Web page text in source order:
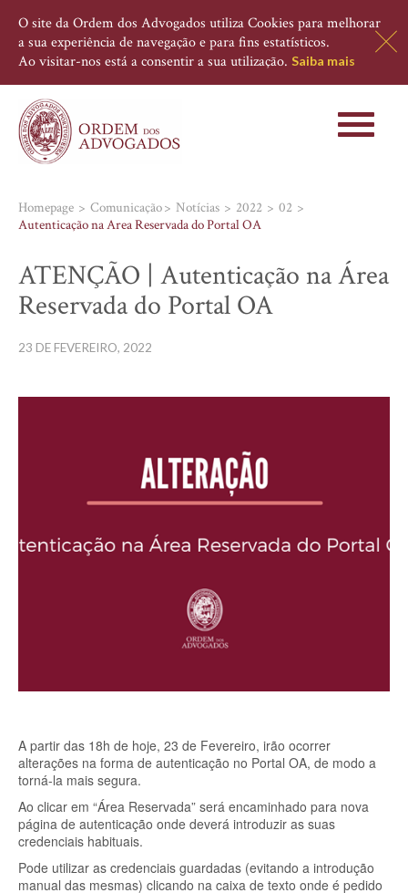
O site da Ordem dos Advogados utiliza Cookies para melhorar
a sua experiência de navegação e para fins estatísticos.
Ao visitar-nos está a consentir a sua utilização. Saiba mais
Toggle
Homepage Comunicação Notícias 2022
02
Autenticação na Area Reservada do Portal OA
ATENÇÃO | Autenticação na Área
Reservada do Portal OA
23 DE FEVEREIRO, 2022
A partir das 18h de hoje, 23 de Fevereiro, irão ocorrer
alterações na forma de autenticação no Portal OA, de modo a
torná-la mais segura.
Ao clicar em “Área Reservada” será encaminhado para nova
página de autenticação onde deverá introduzir as suas
credenciais habituais.
Pode utilizar as credenciais guardadas (evitando a introdução
manual das mesmas) clicando na caixa de texto onde é pedido